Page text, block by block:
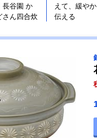
長谷園 か
さん四合炊
えて、緩や
伝える
者おすす
キントー
IH土鍋
IHやオーブ
どさまざま
源に対応